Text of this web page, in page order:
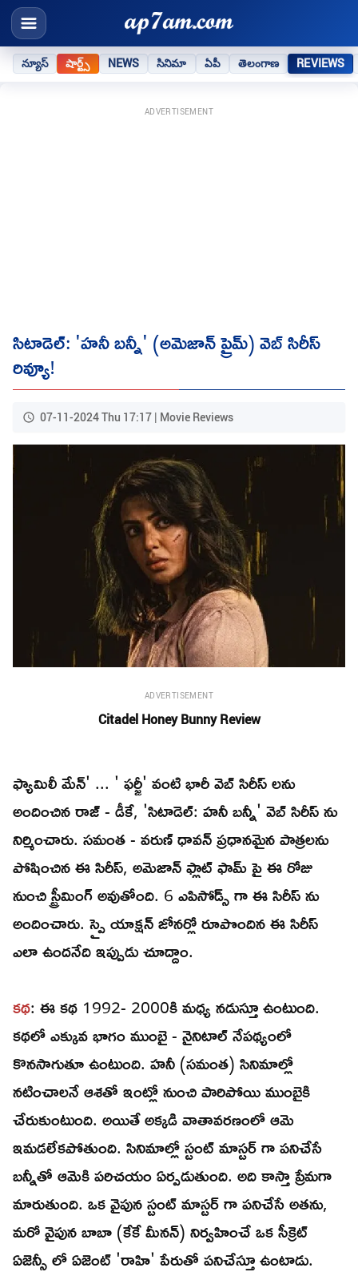
న్యూస్ షార్ట్స్ NEWS సినిమా ఏపీ తెలంగాణ REVIEWS
ADVERTISEMENT
సిటాడెల్: 'హనీ బన్నీ' (అమెజాన్ ప్రైమ్) వెబ్ సిరీస్
రివ్యూ!
07-11-2024 Thu 17:17 | Movie Reviews
ADVERTISEMENT
Citadel Honey Bunny Review
ఫ్యామిలీ మేన్' ... ' ఫర్జీ' వంటి భారీ వెబ్ సిరీస్ లను
అందించిన రాజ్ - డీకే, 'సిటాడెల్: హనీ బన్నీ' వెబ్ సిరీస్ ను
నిర్మించారు. సమంత - వరుణ్ ధావన్ ప్రధానమైన పాత్రలను
పోషించిన ఈ సిరీస్, అమెజాన్ ఫ్లాట్ ఫామ్ పై ఈ రోజు
నుంచి స్ట్రీమింగ్ అవుతోంది. 6 ఎపిసోడ్స్ గా ఈ సిరీస్ ను
అందించారు. స్పై యాక్షన్ జోనర్లో రూపొందిన ఈ సిరీస్
ఎలా ఉందనేది ఇప్పుడు చూద్దాం.
కథ: ఈ కథ 1992- 2000కి మధ్య నడుస్తూ ఉంటుంది.
కథలో ఎక్కువ భాగం ముంబై - నైనిటాల్ నేపథ్యంలో
కొనసాగుతూ ఉంటుంది. హనీ (సమంత) సినిమాల్లో
నటించాలనే ఆశతో ఇంట్లో నుంచి పారిపోయి ముంబైకి
చేరుకుంటుంది. అయితే అక్కడి వాతావరణంలో ఆమె
ఇమడలేకపోతుంది. సినిమాల్లో స్టంట్ మాస్టర్ గా పనిచేసే
బన్నీతో ఆమెకి పరిచయం ఏర్పడుతుంది. అది కాస్తా ప్రేమగా
మారుతుంది. ఒక వైపున స్టంట్ మాస్టర్ గా పనిచేసే అతను,
మరో వైపున బాబా (కేకే మీనన్) నిర్వహించే ఒక సీక్రెట్
ఏజెన్సీ లో ఏజెంట్ 'రాహి' పేరుతో పనిచేస్తూ ఉంటాడు.